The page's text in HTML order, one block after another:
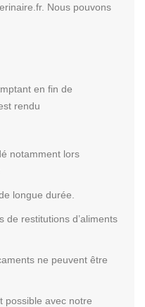
Nous pouvons
en fin de
rendu
notamment lors
longue durée.
de restitutions d’aliments
ne peuvent être
possible avec notre